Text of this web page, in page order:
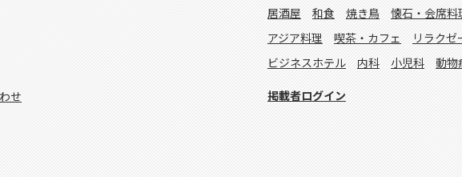
せ
居酒屋
和食 焼き鳥 懐石・会席料
アジア料理
喫茶・カフェ リラクゼ
ビジネスホテル
内科 小児科 動物
掲載者ログイン